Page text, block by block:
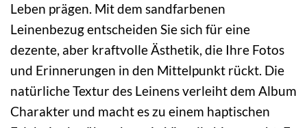
Leben prägen. Mit dem sandfarbenen
Leinenbezug entscheiden Sie sich für eine
dezente, aber kraftvolle Ästhetik, die Ihre Fotos
und Erinnerungen in den Mittelpunkt rückt. Die
natürliche Textur des Leinens verleiht dem Album
Charakter und macht es zu einem haptischen